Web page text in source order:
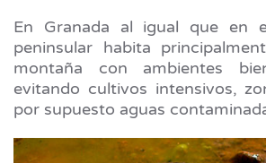
En Granada al igual que en
peninsular habita
montaña con ambientes
evitando cultivos intensivos,
por supuesto aguas